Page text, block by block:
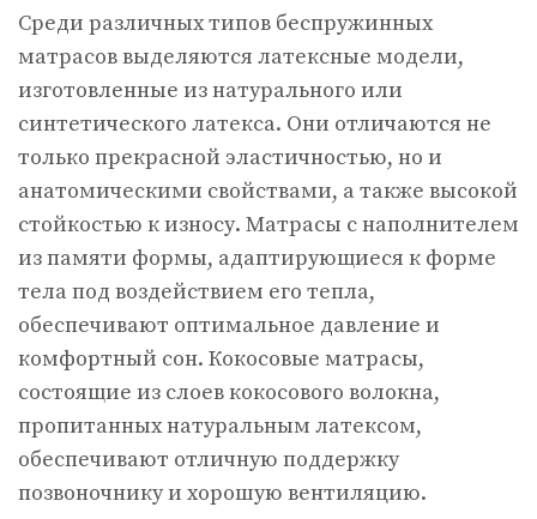
Среди различных типов беспружинных
матрасов выделяются латексные модели,
изготовленные из натурального или
синтетического латекса. Они отличаются не
только прекрасной эластичностью, но и
анатомическими свойствами, а также высокой
стойкостью к износу. Матрасы с наполнителем
из памяти формы, адаптирующиеся к форме
тела под воздействием его тепла,
обеспечивают оптимальное давление и
комфортный сон. Кокосовые матрасы,
состоящие из слоев кокосового волокна,
пропитанных натуральным латексом,
обеспечивают отличную поддержку
позвоночнику и хорошую вентиляцию.